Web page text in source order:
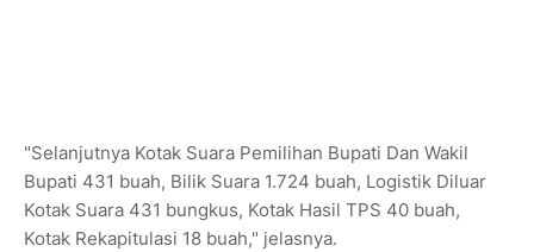
"Selanjutnya Kotak Suara Pemilihan Bupati Dan Wakil
Bupati 431 buah, Bilik Suara 1.724 buah, Logistik Diluar
Kotak Suara 431 bungkus, Kotak Hasil TPS 40 buah,
Kotak Rekapitulasi 18 buah," jelasnya.